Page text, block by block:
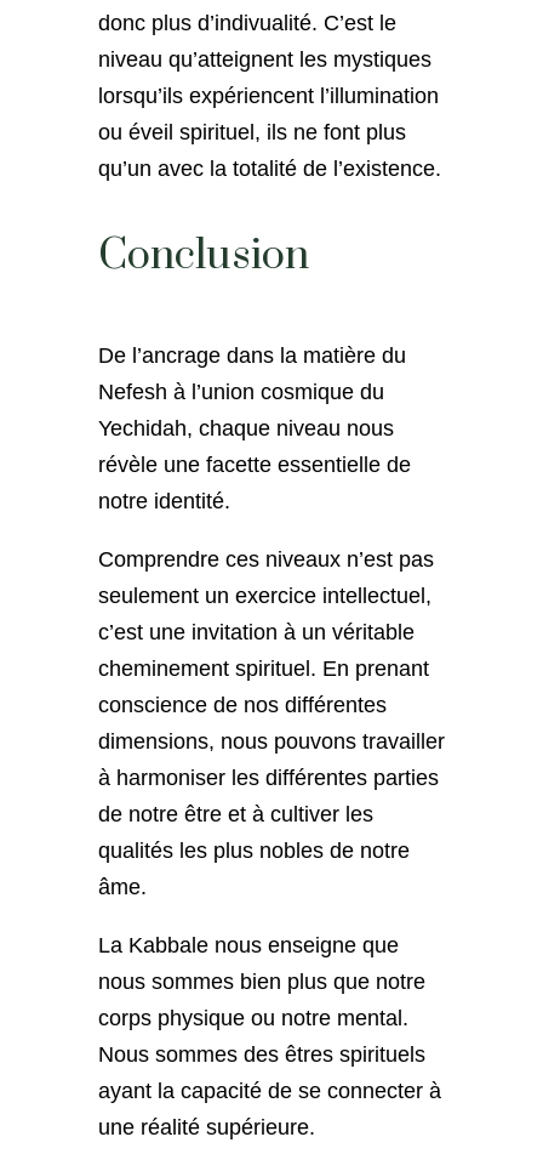
donc plus d’indivualité. C’est le
niveau qu’atteignent les mystiques
lorsqu’ils expériencent l’illumination
ou éveil spirituel, ils ne font plus
qu’un avec la totalité de l’existence.
Conclusion
De l’ancrage dans la matière du
Nefesh à l’union cosmique du
Yechidah, chaque niveau nous
révèle une facette essentielle de
notre identité.
Comprendre ces niveaux n’est pas
seulement un exercice intellectuel,
c’est une invitation à un véritable
cheminement spirituel. En prenant
conscience de nos différentes
dimensions, nous pouvons travailler
à harmoniser les différentes parties
de notre être et à cultiver les
qualités les plus nobles de notre
âme.
La Kabbale nous enseigne que
nous sommes bien plus que notre
corps physique ou notre mental.
Nous sommes des êtres spirituels
ayant la capacité de se connecter à
une réalité supérieure.